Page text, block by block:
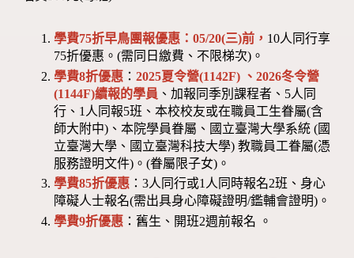
學費75折早鳥團報優惠：05/20(三)前， 10人同行享
75折優惠。(需同日繳費、不限梯次)。
學費8折優惠 ：2025夏令營(1142F) 、2026冬令營
(1144F)續報的學員 、加報同季別課程者、5人同
行、1人同報5班、本校校友或在職員工生眷屬(含
師大附中)、本院學員眷屬、國立臺灣大學系統 (國
立臺灣大學、國立臺灣科技大學) 教職員工眷屬(憑
服務證明文件)。(眷屬限子女)。
學費85折優惠 ：3人同行或1人同時報名2班、身心
障礙人士報名(需出具身心障礙證明/鑑輔會證明)。
學費9折優惠 ：舊生、開班2週前報名 。